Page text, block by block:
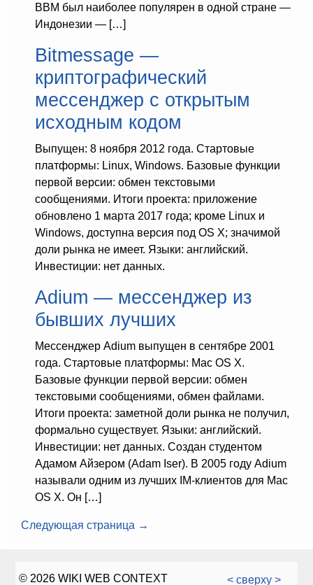
BBM был наиболее популярен в одной стране —
Индонезии — […]
Bitmessage —
криптографический
мессенджер с открытым
исходным кодом
Выпущен: 8 ноября 2012 года. Стартовые
платформы: Linux, Windows. Базовые функции
первой версии: обмен текстовыми
сообщениями. Итоги проекта: приложение
обновлено 1 марта 2017 года; кроме Linux и
Windows, доступна версия под OS X; значимой
доли рынка не имеет. Языки: английский.
Инвестиции: нет данных.
Adium — мессенджер из
бывших лучших
Мессенджер Adium выпущен в сентябре 2001
года. Стартовые платформы: Mac OS X.
Базовые функции первой версии: обмен
текстовыми сообщениями, обмен файлами.
Итоги проекта: заметной доли рынка не получил,
формально существует. Языки: английский.
Инвестиции: нет данных. Создан студентом
Адамом Айзером (Adam Iser). В 2005 году Adium
называли одним из лучших IM-клиентов для Mac
OS X. Он […]
Следующая страница →
< сверху >
© 2026 WIKI WEB CONTEXT